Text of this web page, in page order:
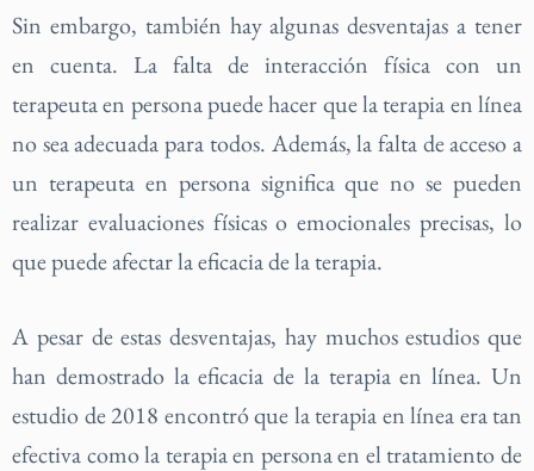
Sin embargo, también hay algunas desventajas a tener
en cuenta. La falta de interacción física con un
terapeuta en persona puede hacer que la terapia en línea
no sea adecuada para todos. Además, la falta de acceso a
un terapeuta en persona significa que no se pueden
realizar evaluaciones físicas o emocionales precisas, lo
que puede afectar la eficacia de la terapia.
A pesar de estas desventajas, hay muchos estudios que
han demostrado la eficacia de la terapia en línea. Un
estudio de 2018 encontró que la terapia en línea era tan
efectiva como la terapia en persona en el tratamiento de